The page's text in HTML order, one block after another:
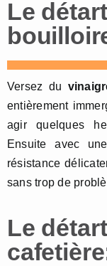
Le
Versez du
entièrement
agir quelques
Ensuite avec
résistance
sans trop de
Le